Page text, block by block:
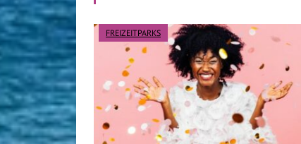
FREIZEITPARKS